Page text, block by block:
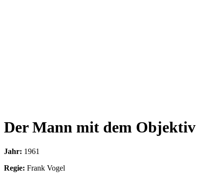
Der Mann mit dem Objektiv
Jahr: 1961
Regie: Frank Vogel